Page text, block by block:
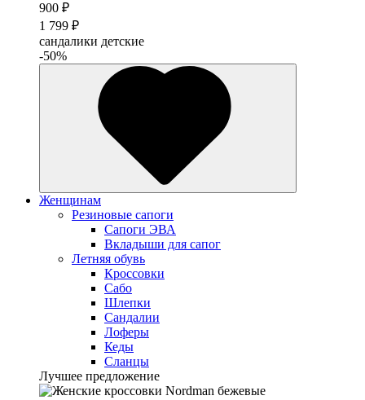
900 ₽
1 799 ₽
сандалики детские
-50%
Женщинам
Резиновые сапоги
Cапоги ЭВА
Вкладыши для сапог
Летняя обувь
Кроссовки
Сабо
Шлепки
Сандалии
Лоферы
Кеды
Сланцы
Лучшее предложение